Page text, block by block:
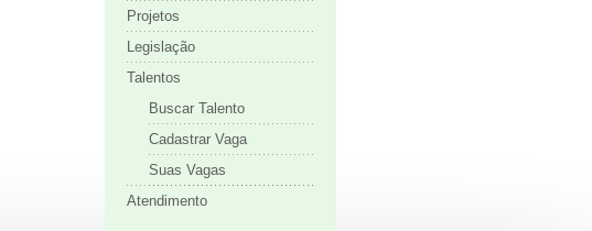
Projetos
Legislação
Talentos
Buscar Talento
Cadastrar Vaga
Suas Vagas
Atendimento